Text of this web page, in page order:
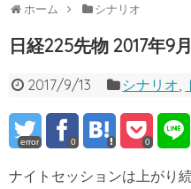
ホーム シナリオ
日経225先物 2017年9
2017/9/13 シナリオ
error 0 0
ナイトセッションは上がり